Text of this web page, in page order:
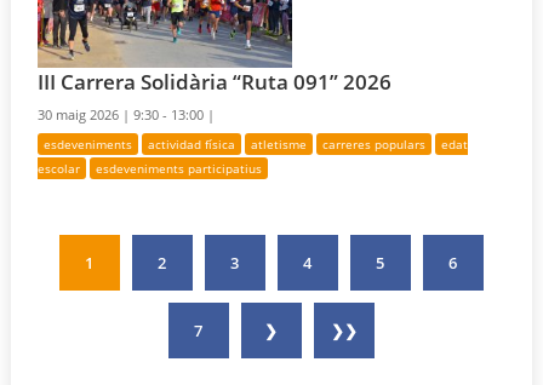
III Carrera Solidària “Ruta 091” 2026
30 maig 2026 |9:30 - 13:00 |
esdeveniments actividad física atletisme carreres populars
edat
escolar
esdeveniments participatius
1 2 3 4 5 6
7 ❯ ❯❯